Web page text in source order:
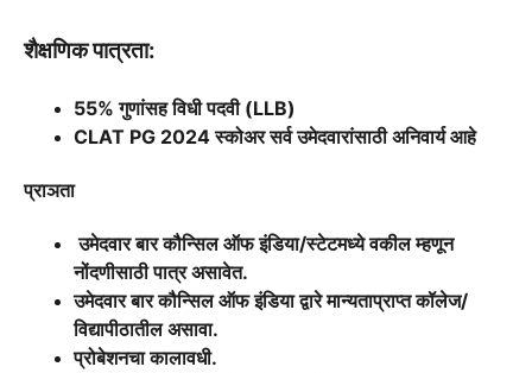
शैक्षणिक पात्रता:
55% गुणांसह विधी पदवी (LLB)
CLAT PG 2024 स्कोअर सर्व उमेदवारांसाठी अनिवार्य आहे
प्राञता
उमेदवार बार कौन्सिल ऑफ इंडिया/स्टेटमध्ये वकील म्हणून
नोंदणीसाठी पात्र असावेत.
उमेदवार बार कौन्सिल ऑफ इंडिया द्वारे मान्यताप्राप्त कॉलेज/
विद्यापीठातील असावा.
प्रोबेशनचा कालावधी.